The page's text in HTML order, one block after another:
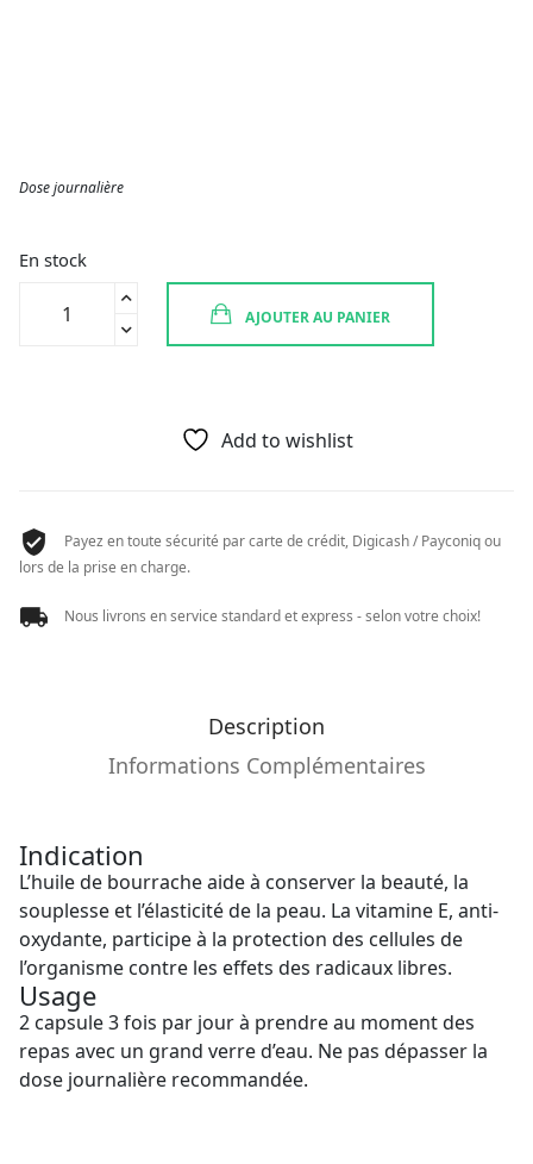
Dose journalière
En stock
AJOUTER AU PANIER
Add to wishlist
Payez en toute sécurité par carte de crédit, Digicash / Payconiq ou
lors de la prise en charge.
Nous livrons en service standard et express - selon votre choix!
Description
Informations Complémentaires
Indication
L’huile de bourrache aide à conserver la beauté, la
souplesse et l’élasticité de la peau. La vitamine E, anti-
oxydante, participe à la protection des cellules de
l’organisme contre les effets des radicaux libres.
Usage
2 capsule 3 fois par jour à prendre au moment des
repas avec un grand verre d’eau. Ne pas dépasser la
dose journalière recommandée.